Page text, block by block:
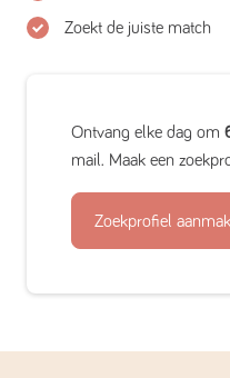
Zoekt de juiste match
Ontvang elke dag om
mail. Maak een
Zoekprofiel